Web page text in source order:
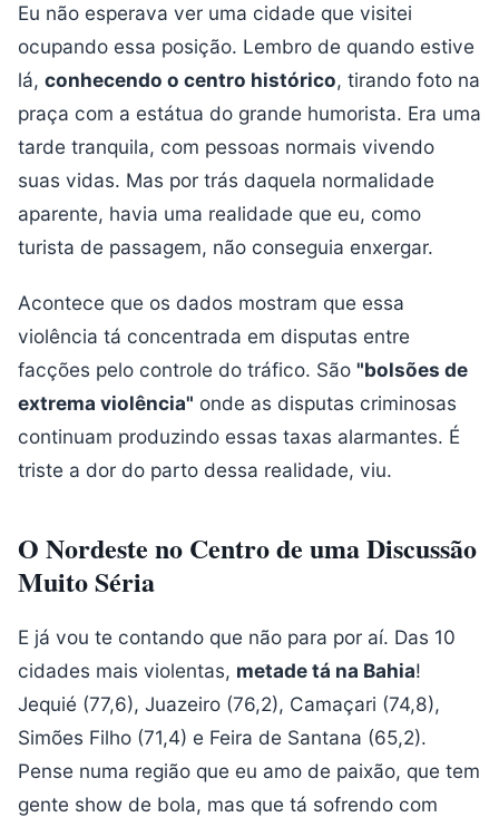
Eu não esperava ver uma cidade que visitei
ocupando essa posição. Lembro de quando estive
lá, conhecendo o centro histórico, tirando foto na
praça com a estátua do grande humorista. Era uma
tarde tranquila, com pessoas normais vivendo
suas vidas. Mas por trás daquela normalidade
aparente, havia uma realidade que eu, como
turista de passagem, não conseguia enxergar.
Acontece que os dados mostram que essa
violência tá concentrada em disputas entre
facções pelo controle do tráfico. São "bolsões de
extrema violência" onde as disputas criminosas
continuam produzindo essas taxas alarmantes. É
triste a dor do parto dessa realidade, viu.
O Nordeste no Centro de uma Discussão
Muito Séria
E já vou te contando que não para por aí. Das 10
cidades mais violentas, metade tá na Bahia!
Jequié (77,6), Juazeiro (76,2), Camaçari (74,8),
Simões Filho (71,4) e Feira de Santana (65,2).
Pense numa região que eu amo de paixão, que tem
gente show de bola, mas que tá sofrendo com